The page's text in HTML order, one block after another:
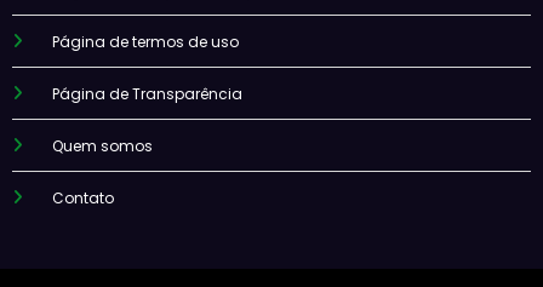
Página de termos de uso
Página de Transparência
Quem somos
Contato